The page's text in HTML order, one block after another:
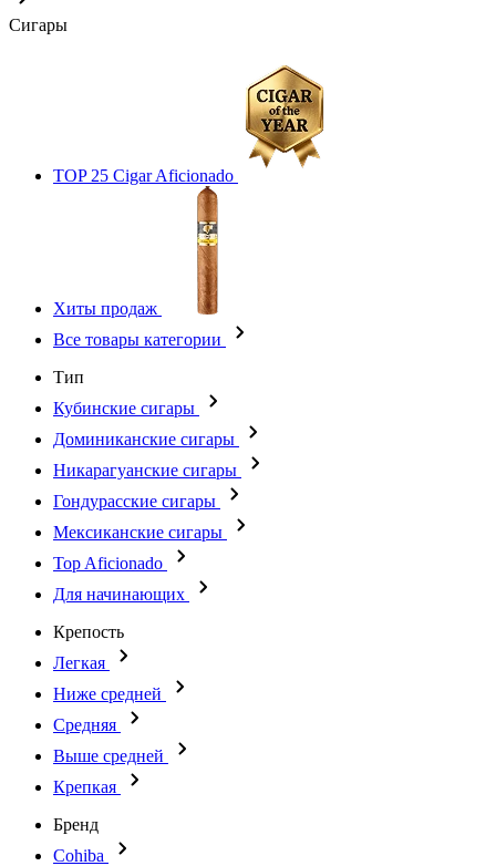
Сигары
TOP 25 Cigar Aficionado
Хиты продаж
Все товары категории
Тип
Кубинские сигары
Доминиканские сигары
Никарагуанские сигары
Гондурасские сигары
Мексиканские сигары
Top Aficionado
Для начинающих
Крепость
Легкая
Ниже средней
Средняя
Выше средней
Крепкая
Бренд
Cohiba